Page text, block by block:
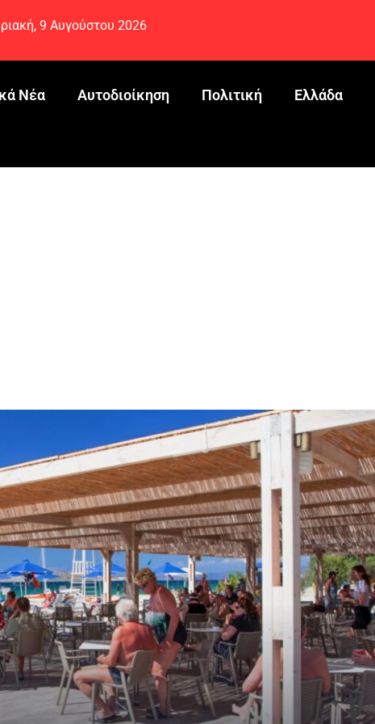
9 Αυγούστου 2026
Νέα Αυτοδιοίκηση Πολιτική Ελλάδα